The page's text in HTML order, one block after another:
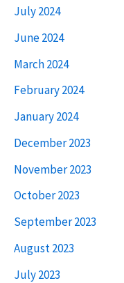
July 2024
June 2024
March 2024
February 2024
January 2024
December 2023
November 2023
October 2023
September 2023
August 2023
July 2023